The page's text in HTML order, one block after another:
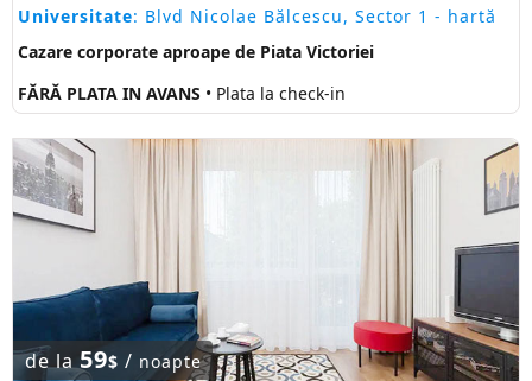
Universitate: Blvd Nicolae Bălcescu, Sector 1 - hartă
Cazare corporate aproape de Piata Victoriei
FĂRĂ PLATA IN AVANS • Plata la check-in
de la59$ / noapte